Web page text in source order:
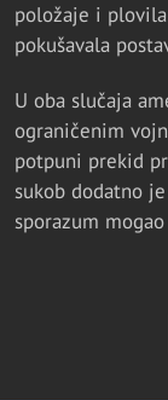
položaje i
pokušavala
U oba slučaja
ograničenim
potpuni prekid
sukob dodatno
sporazum